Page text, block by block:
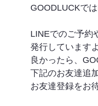
GOODLUCKで
LINEでのご予約
発行しています
良かったら、
下記のお友達追
お友達登録をお